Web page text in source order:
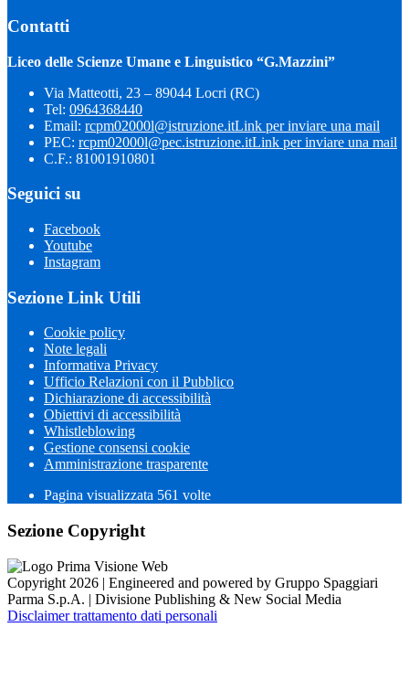
Contatti
Liceo delle Scienze Umane e Linguistico “G.Mazzini”
Via Matteotti, 23 – 89044 Locri (RC)
Tel: 0964368440
Email: rcpm02000l@istruzione.itLink per inviare una mail
PEC: rcpm02000l@pec.istruzione.itLink per inviare una mail
C.F.: 81001910801
Seguici su
Facebook
Youtube
Instagram
Sezione Link Utili
Cookie policy
Note legali
Informativa Privacy
Ufficio Relazioni con il Pubblico
Dichiarazione di accessibilità
Obiettivi di accessibilità
Whistleblowing
Gestione consensi cookie
Amministrazione trasparente
Pagina visualizzata 561 volte
Sezione Copyright
Copyright 2026 | Engineered and powered by Gruppo Spaggiari
Parma S.p.A. | Divisione Publishing & New Social Media
Disclaimer trattamento dati personali